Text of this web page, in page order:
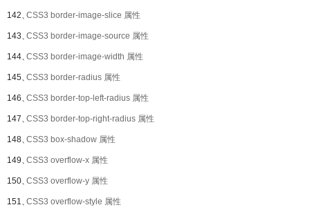
142、CSS3 border-image-slice 属性
143、CSS3 border-image-source 属性
144、CSS3 border-image-width 属性
145、CSS3 border-radius 属性
146、CSS3 border-top-left-radius 属性
147、CSS3 border-top-right-radius 属性
148、CSS3 box-shadow 属性
149、CSS3 overflow-x 属性
150、CSS3 overflow-y 属性
151、CSS3 overflow-style 属性